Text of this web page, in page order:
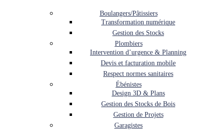
Boulangers/Pâtissiers
Transformation numérique
Gestion des Stocks
Plombiers
Intervention d’urgence & Planning
Devis et facturation mobile
Respect normes sanitaires
Ébénistes
Design 3D & Plans
Gestion des Stocks de Bois
Gestion de Projets
Garagistes